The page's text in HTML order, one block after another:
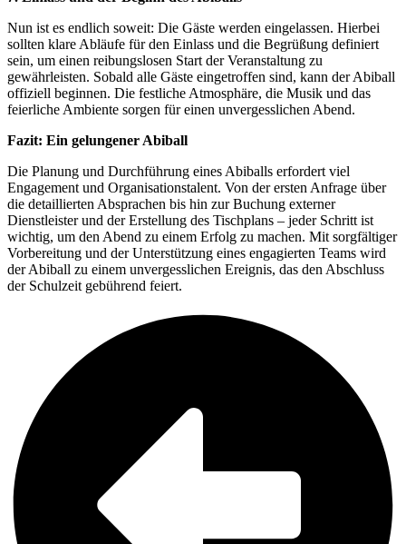
Nun ist es endlich soweit: Die Gäste werden eingelassen. Hierbei
sollten klare Abläufe für den Einlass und die Begrüßung definiert
sein, um einen reibungslosen Start der Veranstaltung zu
gewährleisten. Sobald alle Gäste eingetroffen sind, kann der Abiball
offiziell beginnen. Die festliche Atmosphäre, die Musik und das
feierliche Ambiente sorgen für einen unvergesslichen Abend.
Fazit: Ein gelungener Abiball
Die Planung und Durchführung eines Abiballs erfordert viel
Engagement und Organisationstalent. Von der ersten Anfrage über
die detaillierten Absprachen bis hin zur Buchung externer
Dienstleister und der Erstellung des Tischplans – jeder Schritt ist
wichtig, um den Abend zu einem Erfolg zu machen. Mit sorgfältiger
Vorbereitung und der Unterstützung eines engagierten Teams wird
der Abiball zu einem unvergesslichen Ereignis, das den Abschluss
der Schulzeit gebührend feiert.